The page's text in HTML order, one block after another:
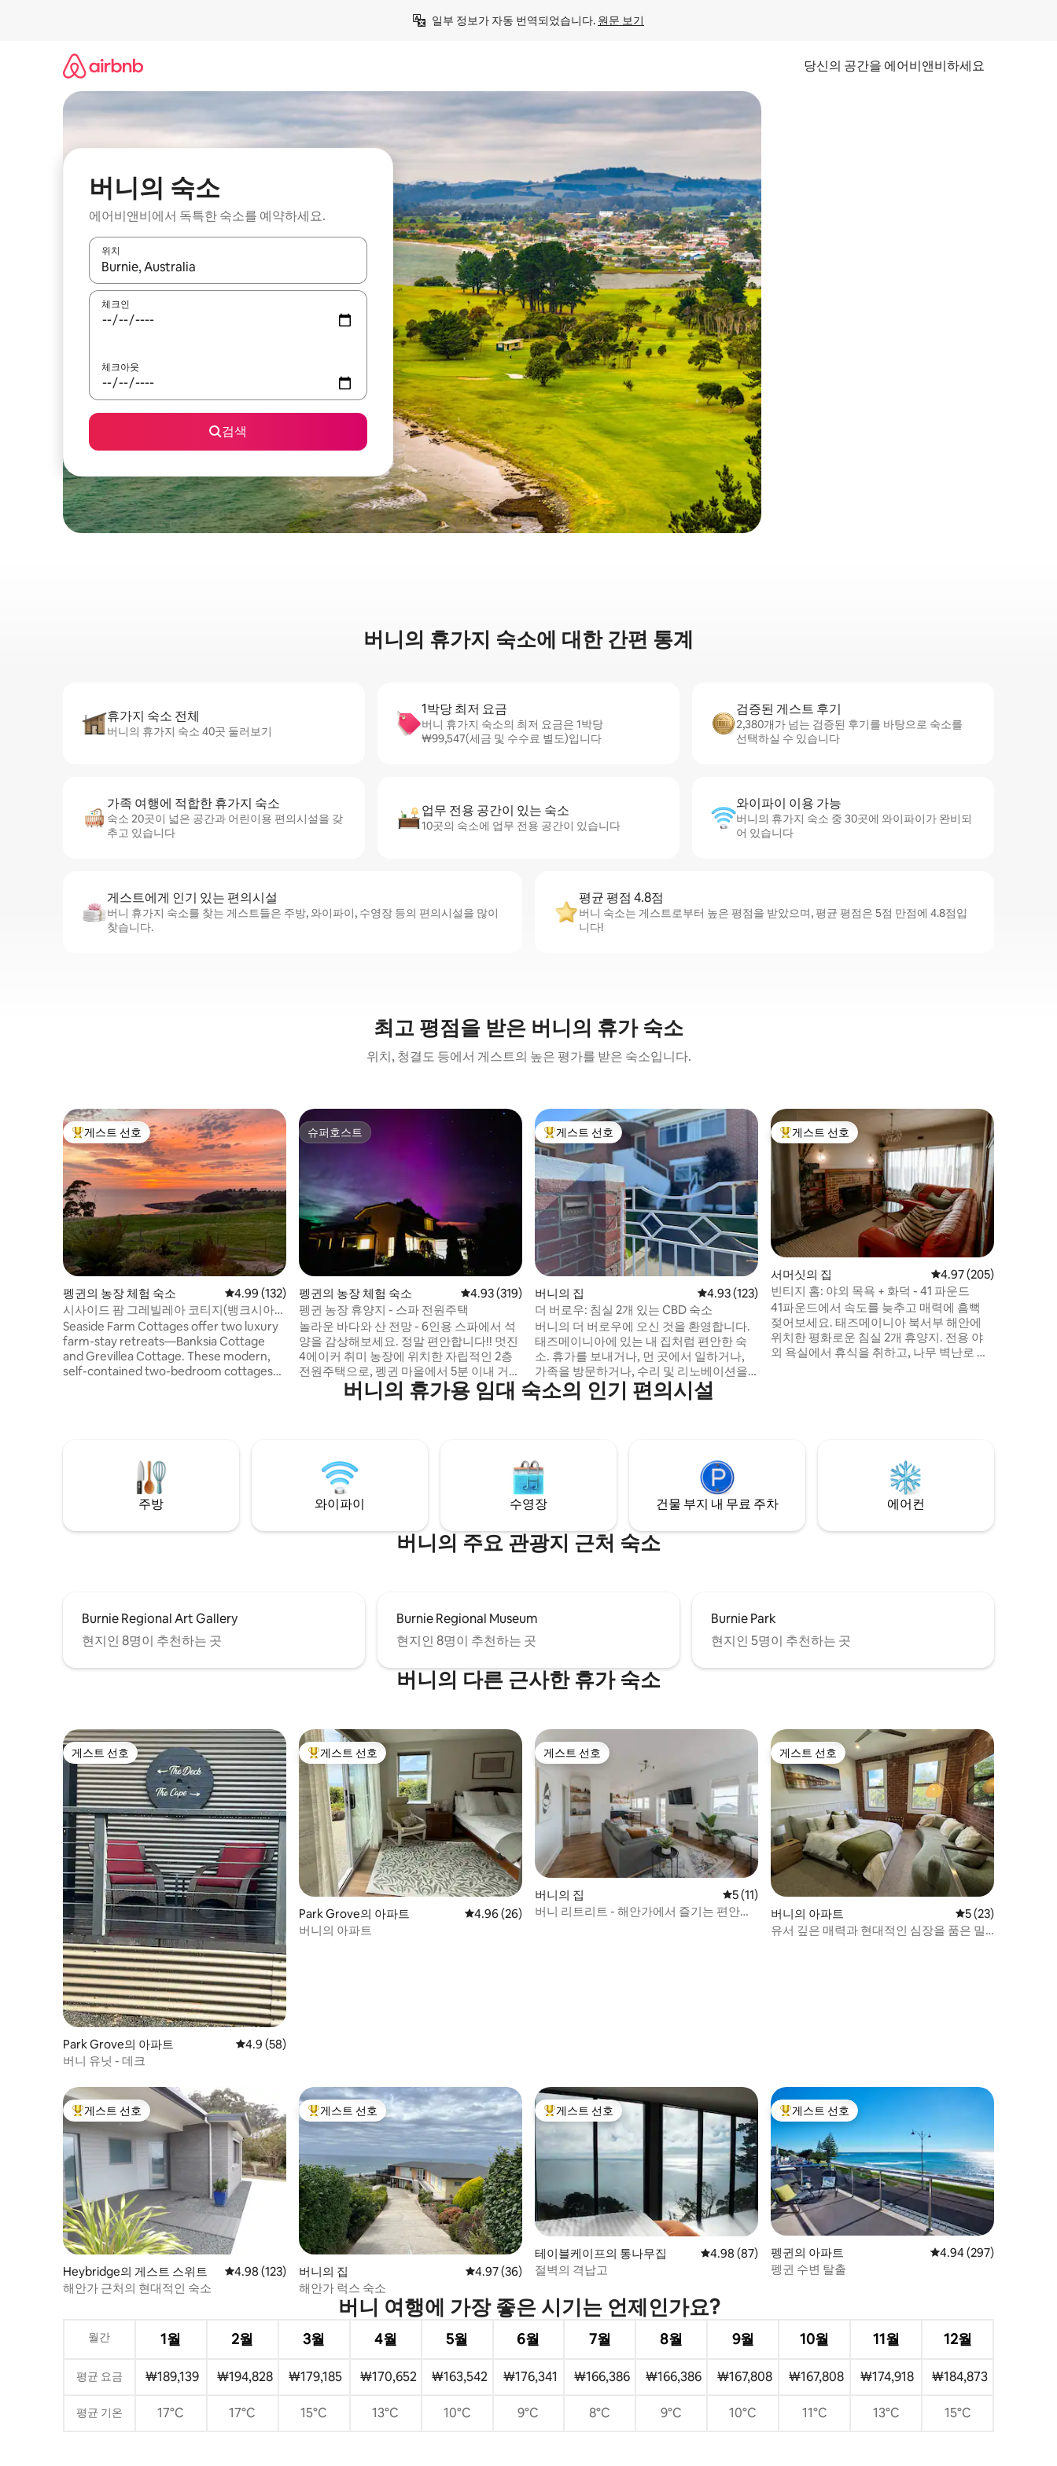
일부 정보가 자동 번역되었습니다. 원문 보기
당신의 공간을 에어비앤비하세요
버니의 숙소
에어비앤비에서 독특한 숙소를 예약하세요.
위치
결과가 나오면 위·아래 화살표 키를 사용하거나 터치 또는 스와이프 동작으로 탐색하세요.
체크인
체크아웃
검색
버니의 휴가지 숙소에 대한 간편 통계
휴가지 숙소 전체
버니의 휴가지 숙소 40곳 둘러보기
1박당 최저 요금
버니 휴가지 숙소의 최저 요금은 1박당
₩99,547(세금 및 수수료 별도)입니다
검증된 게스트 후기
2,380개가 넘는 검증된 후기를 바탕으로 숙소를
선택하실 수 있습니다
가족 여행에 적합한 휴가지 숙소
숙소 20곳이 넓은 공간과 어린이용 편의시설을 갖
추고 있습니다
업무 전용 공간이 있는 숙소
10곳의 숙소에 업무 전용 공간이 있습니다
와이파이 이용 가능
버니의 휴가지 숙소 중 30곳에 와이파이가 완비되
어 있습니다
게스트에게 인기 있는 편의시설
버니 휴가지 숙소를 찾는 게스트들은 주방, 와이파이, 수영장 등의 편의시설을 많이
찾습니다.
평균 평점 4.8점
버니 숙소는 게스트로부터 높은 평점을 받았으며, 평균 평점은 5점 만점에 4.8점입
니다!
최고 평점을 받은 버니의 휴가 숙소
위치, 청결도 등에서 게스트의 높은 평가를 받은 숙소입니다.
상위 게스트 선호
게스트 선호
펭귄의 농장 체험 숙소 평점 4.99점(5점 만점), 후기 132개
4.99 (132)
시사이드 팜 그레빌레아 코티지(뱅크시아
코티지도 참조)
Seaside Farm Cottages offer two luxury
farm-stay retreats—Banksia Cottage
and Grevillea Cottage. These modern,
self-contained two-bedroom cottages
슈퍼호스트
슈퍼호스트
펭귄의 농장 체험 숙소 평점 4.93점(5점 만점), 후기 319개
4.93 (319)
펭귄 농장 휴양지 - 스파 전원주택
놀라운 바다와 산 전망 - 6인용 스파에서 석
양을 감상해보세요. 정말 편안합니다!! 멋진
4에이커 취미 농장에 위치한 자립적인 2층
전원주택으로, 펭귄 마을에서 5분 이내 거리
에 있으며, 마운트 다이얼에서 크래들 산맥
기슭에 위치해 있습니다. 이 전원주택에는
농장 소리! 사랑스러운 농장 체험, 그럼에도
불구하고 마을 및 많은 현지 관광지와는 가
상위 게스트 선호
게스트 선호
버니의 집 평점 4.93점(5점 만점), 후기 123개
4.93 (123)
더 버로우: 침실 2개 있는 CBD 숙소
버니의 더 버로우에 오신 것을 환영합니다.
태즈메이니아에 있는 내 집처럼 편안한 숙
소. 휴가를 보내거나, 먼 곳에서 일하거나,
가족을 방문하거나, 수리 및 리노베이션을
위해 집을 비우는 동안 최대한 편안하게 지
내실 수 있도록 하는 것이 저희의 목표입니
시간 원격 지원 및 현지 정보 CBD, 정보 센
터, 카페, 레스토랑, 작은 펭귄 투어에 편리
하게 위치
상위 게스트 선호
게스트 선호
서머싯의 집 평점 4.97점(5점 만점),
4.97 (205)
빈티지 홈: 야외 목욕 + 화덕 - 41 파운드
41파운드에서 속도를 늦추고 매력에 흠뻑
젖어보세요. 태즈메이니아 북서부 해안에
위치한 평화로운 침실 2개 휴양지. 전용 야
외 욕실에서 휴식을 취하고, 나무 벽난로 앞
에게 완벽한 곳입니다. 북서부를 탐험하기
에 편리한 위치에 있습니다.
버니의 휴가용 임대 숙소의 인기 편의시설
주방 와이파이 수영장 건물 부지 내 무료 주차 에어컨
버니의 주요 관광지 근처 숙소
Burnie Regional Art Gallery
현지인 8명이 추천하는 곳
Burnie Regional Museum
현지인 8명이 추천하는 곳
Burnie Park
현지인 5명이 추천하는 곳
버니의 다른 근사한 휴가 숙소
게스트 선호
게스트 선호
Park Grove의 아파트 평점 4.9점(5점 만점), 후기 58개
4.9 (58)
버니 유닛 - 데크
상위 게스트 선호
게스트 선호
Park Grove의 아파트 평점 4.96점(5점 만점), 후기 26개
4.96 (26)
버니의 아파트
게스트 선호
게스트 선호
버니의 집 평점 5점(5점 만점), 후기 11개
5 (11)
버니 리트리트 - 해안가에서 즐기는 편안한
게스트 선호
게스트 선호
버니의 아파트 평점 5점(5점 만점
5 (23)
유서 깊은 매력과 현대적인 심장을 품은 밀
상위 게스트 선호
게스트 선호
Heybridge의 게스트 스위트 평점 4.98점(5점 만점), 후기 123개
4.98 (123)
해안가 근처의 현대적인 숙소
상위 게스트 선호
게스트 선호
버니의 집 평점 4.97점(5점 만점), 후기 36개
4.97 (36)
해안가 럭스 숙소
상위 게스트 선호
게스트 선호
테이블케이프의 통나무집 평점 4.98점(5점 만점), 후기 87개
4.98 (87)
절벽의 격납고
상위 게스트 선호
게스트 선호
펭귄의 아파트 평점 4.94점(5점 만점),
4.94 (297)
펭귄 수변 탈출
버니 여행에 가장 좋은 시기는 언제인가요?
월간 1월 2월 3월 4월 5월 6월 7월 8월 9월 10월 11월 12월
평균 요금 ₩189,139 ₩194,828 ₩179,185 ₩170,652 ₩163,542 ₩176,341 ₩166,386 ₩166,386 ₩167,808 ₩167,808 ₩174,918 ₩184,873
평균 기온 17°C 17°C 15°C 13°C 10°C 9°C 8°C 9°C 10°C 11°C 13°C 15°C